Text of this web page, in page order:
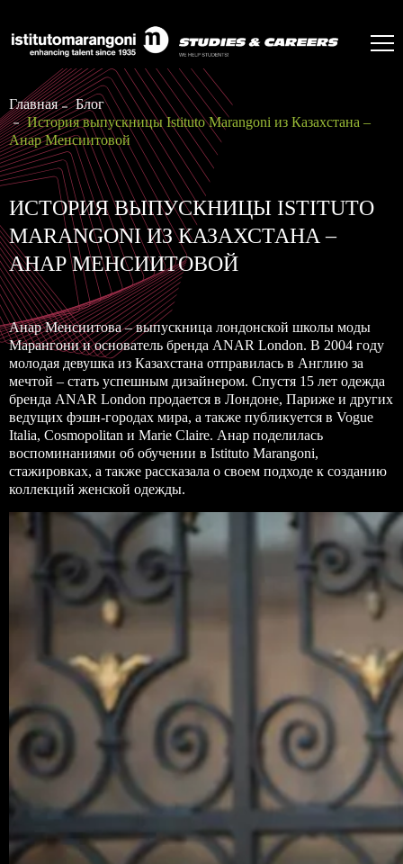
Главная
Блог
История выпускницы Istituto Marangoni из Казахстана –
Анар Менсиитовой
ИСТОРИЯ ВЫПУСКНИЦЫ ISTITUTO
MARANGONI ИЗ КАЗАХСТАНА –
АНАР МЕНСИИТОВОЙ
Анар Менсиитова – выпускница лондонской школы моды
Марангони и основатель бренда ANAR London. В 2004 году
молодая девушка из Казахстана отправилась в Англию за
мечтой – стать успешным дизайнером. Спустя 15 лет одежда
бренда ANAR London продается в Лондоне, Париже и других
ведущих фэшн-городах мира, а также публикуется в Vogue
Italia, Cosmopolitan и Marie Claire. Анар поделилась
воспоминаниями об обучении в Istituto Marangoni,
стажировках, а также рассказала о своем подходе к созданию
коллекций женской одежды.